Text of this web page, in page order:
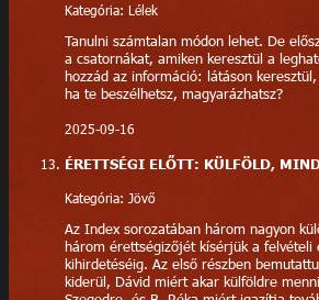
Kategória: Lélek
Tanulni számtalan módon lehet. De
a csatornákat, amiken keresztül a
hozzád az információ: látáson
ha te beszélhetsz, magyarázhatsz?
2025-09-16
ÉRETTSÉGI ELŐTT: KÜLFÖLD,
Kategória: Jövő
Az Index sorozatában három nagyon
három érettségizőjét kísérjük a felvételi
kihirdetéséig. Az első részben
kiderül, Dávid miért akar külföldre